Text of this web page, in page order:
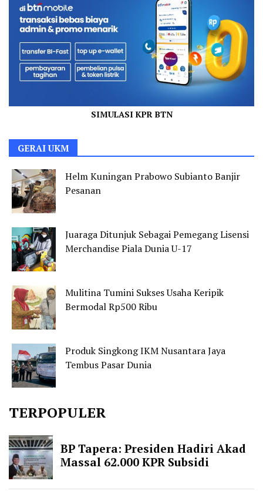
SIMULASI KPR BTN
GERAI UKM
Helm Kuningan Prabowo Subianto Banjir
Pesanan
Juaraga Ditunjuk Sebagai Pemegang Lisensi
Merchandise Piala Dunia U-17
Mulitina Tumini Sukses Usaha Keripik
Bermodal Rp500 Ribu
Produk Singkong IKM Nusantara Jaya
Tembus Pasar Dunia
TERPOPULER